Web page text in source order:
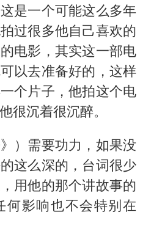
是一个可能这么多年
过很多他自己喜欢的
电影，其实这一部电
以去准备好的，这样
个片子，他拍这个电
很沉着很沉醉。
）需要功力，如果没
这么深的，台词很少
用他的那个讲故事的
何影响也不会特别在